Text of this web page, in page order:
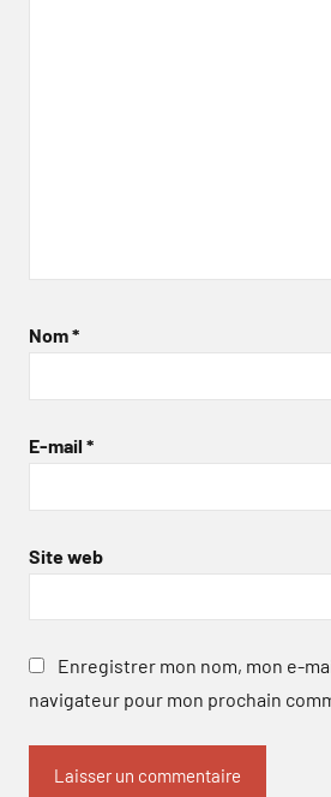
Nom*
E-mail *
Site web
Enregistrer mon nom, mon e-
navigateur pour mon prochain